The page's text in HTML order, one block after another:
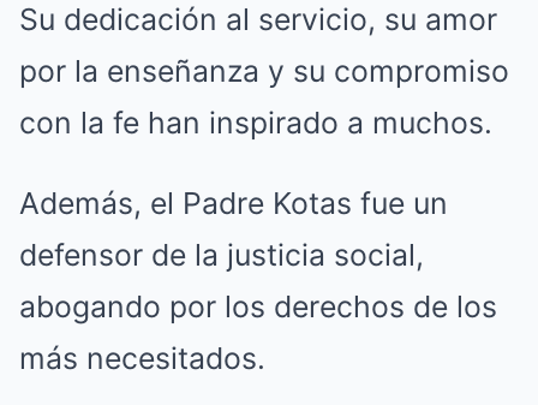
Su dedicación al servicio, su amor
por la enseñanza y su compromiso
con la fe han inspirado a muchos.
Además, el Padre Kotas fue un
defensor de la justicia social,
abogando por los derechos de los
más necesitados.